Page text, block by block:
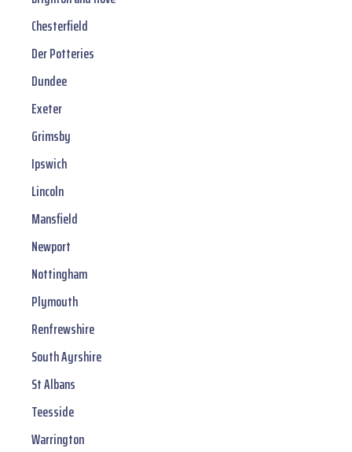
Chesterfield
Der Potteries
Dundee
Exeter
Grimsby
Ipswich
Lincoln
Mansfield
Newport
Nottingham
Plymouth
Renfrewshire
South Ayrshire
St Albans
Teesside
Warrington